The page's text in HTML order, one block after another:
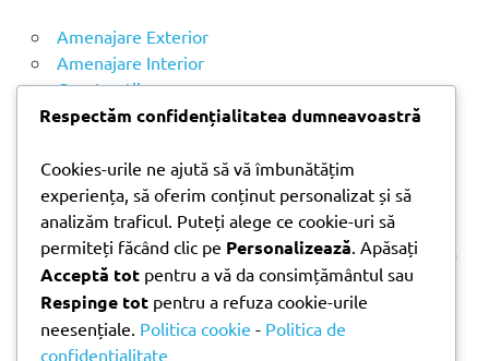
u
p
ă
Amenajare Exterior
Amenajare Interior
Construcții
Noutăți
ARTICOLE RECENTE
Parchet laminat sau SPC? Diferențele care contează
Materiale pentru zidărie – avantajele fiecărei soluții
și când se folosesc
Ghid practic pentru alegerea vopselei lavabile
Respectăm confidențialitatea dumneavoastră
Cookies-urile ne ajută să vă îmbunătățim
experiența, să oferim conținut personalizat și să
analizăm traficul. Puteți alege ce cookie-uri să
permiteți făcând clic pe Personalizează . Apăsați
Acceptă tot pentru a vă da consimțământul sau
Respinge tot pentru a refuza cookie-urile
neesențiale. Politica cookie - Politica de
confidențialitate